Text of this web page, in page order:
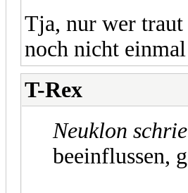
Tja, nur wer traut
noch nicht
T-Rex
Neuklon
beeinflussen,